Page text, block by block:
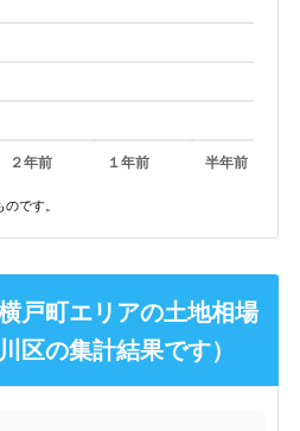
２年前 １年前 半年前
です。
戸町エリアの土地相場
区の集計結果です）